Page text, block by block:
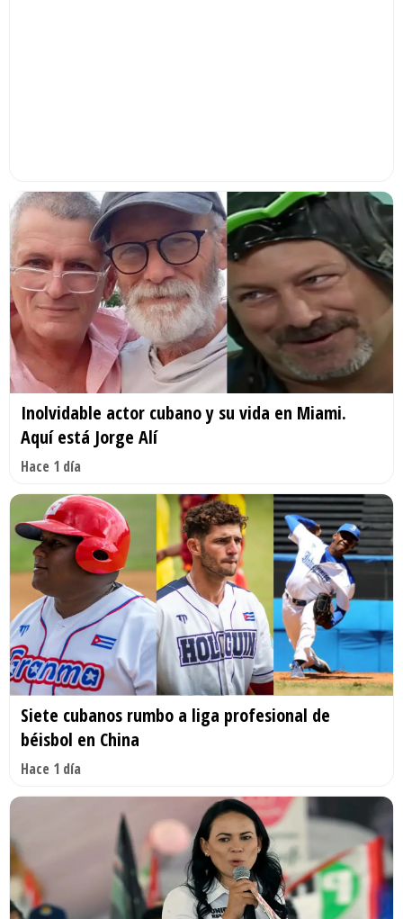
Inolvidable actor cubano y su vida en Miami.
Aquí está Jorge Alí
Hace 1 día
Siete cubanos rumbo a liga profesional de
béisbol en China
Hace 1 día